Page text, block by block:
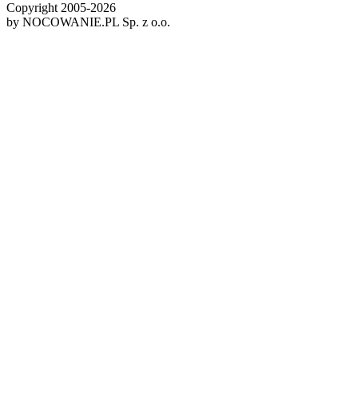
Copyright 2005-2026
by NOCOWANIE.PL Sp. z o.o.